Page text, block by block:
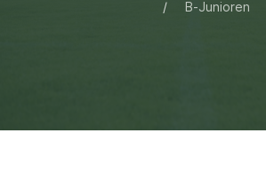
B-Junioren